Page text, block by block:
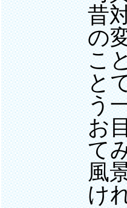
昔
の
こ
と
う
お
て
風
け